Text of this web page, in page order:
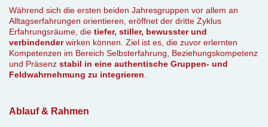
Während sich die ersten beiden Jahresgruppen vor allem an
Alltagserfahrungen orientieren, eröffnet der dritte Zyklus
Erfahrungsräume, die tiefer, stiller, bewusster und
verbindenderwirken können. Ziel ist es, die zuvor erlernten
Kompetenzen im Bereich Selbsterfahrung, Beziehungskompetenz
und Präsenz stabil in eine authentische Gruppen- und
Feldwahrnehmung zu integrieren
Ablauf & Rahmen